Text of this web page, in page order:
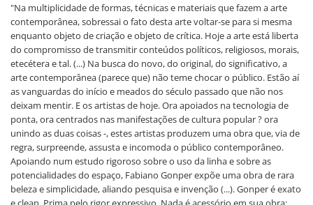
"Na multiplicidade de formas, técnicas e materiais que fazem a arte
contemporânea, sobressai o fato desta arte voltar-se para si mesma
enquanto objeto de criação e objeto de crítica. Hoje a arte está liberta
do compromisso de transmitir conteúdos políticos, religiosos, morais,
etecétera e tal. (...) Na busca do novo, do original, do significativo, a
arte contemporânea (parece que) não teme chocar o público. Estão aí
as vanguardas do início e meados do século passado que não nos
deixam mentir. E os artistas de hoje. Ora apoiados na tecnologia de
ponta, ora centrados nas manifestações de cultura popular ? ora
unindo as duas coisas -, estes artistas produzem uma obra que, via de
regra, surpreende, assusta e incomoda o público contemporâneo.
Apoiando num estudo rigoroso sobre o uso da linha e sobre as
potencialidades do espaço, Fabiano Gonper expõe uma obra de rara
beleza e simplicidade, aliando pesquisa e invenção (...). Gonper é exato